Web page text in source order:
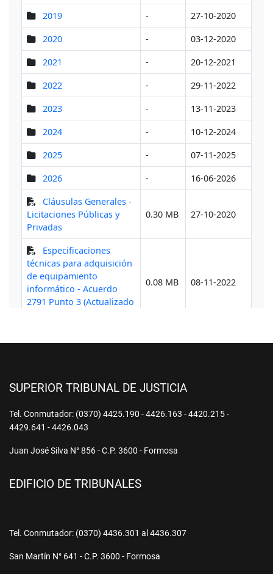
SUPERIOR TRIBUNAL DE JUSTICIA
Tel. Conmutador: (0370) 4425.190 - 4426.163 - 4420.215 -
4429.641 - 4426.043
Juan José Silva N° 856 - C.P. 3600 - Formosa
EDIFICIO DE TRIBUNALES
Tel. Conmutador: (0370) 4436.301 al 4436.307
San Martín N° 641 - C.P. 3600 - Formosa